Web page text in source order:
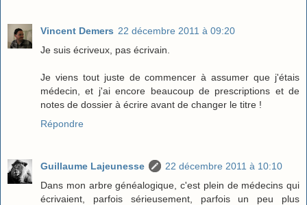
Vincent Demers 22 décembre 2011 à 09:20
Je suis écriveux, pas écrivain.
Je viens tout juste de commencer à assumer que j'étais
médecin, et j'ai encore beaucoup de prescriptions et de
notes de dossier à écrire avant de changer le titre !
Répondre
Guillaume Lajeunesse
22 décembre 2011 à 10:10
Dans mon arbre généalogique, c'est plein de médecins qui
écrivaient, parfois sérieusement, parfois un peu plus